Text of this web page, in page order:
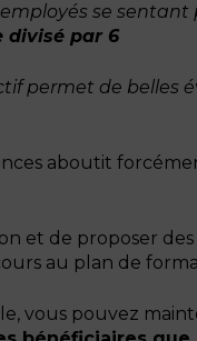
se sentant
divisé par 6
permet de belles
aboutit
et de proposer des
au plan de
vous pouvez